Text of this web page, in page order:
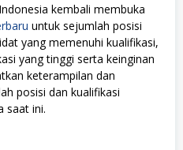
kembali membuka
untuk sejumlah posisi
yang memenuhi kualifikasi,
yang tinggi serta keinginan
keterampilan dan
posisi dan kualifikasi
saat ini.